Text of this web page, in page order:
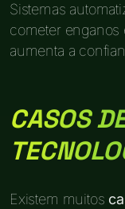
Sistemas
cometer enganos
aumenta a
CASOS
Existem muitos